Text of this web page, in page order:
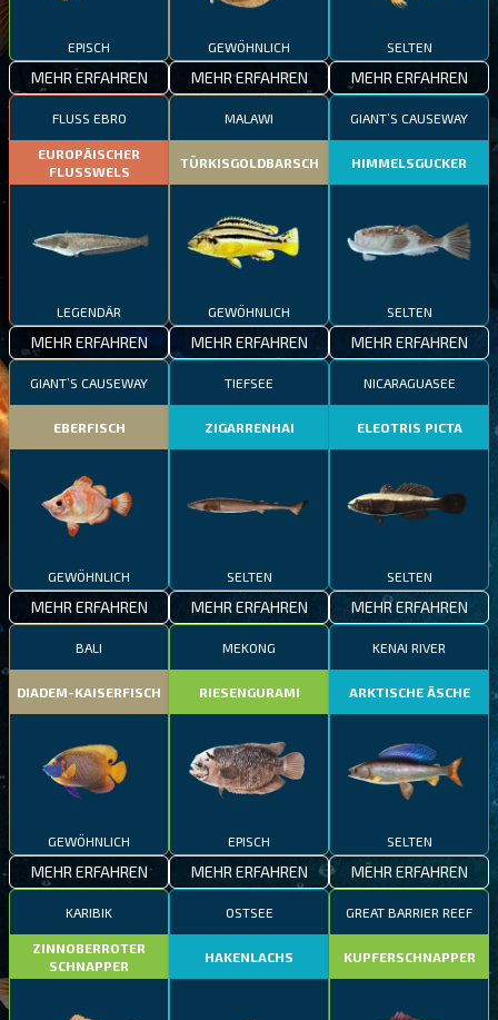
EPISCH
MEHR ERFAHREN
GEWÖHNLICH
MEHR ERFAHREN
SELTEN
MEHR ERFAHREN
FLUSS EBRO
EUROPÄISCHER
FLUSSWELS
LEGENDÄR
MEHR ERFAHREN
MALAWI
TÜRKISGOLDBARSCH
GEWÖHNLICH
MEHR ERFAHREN
GIANT’S CAUSEWAY
HIMMELSGUCKER
SELTEN
MEHR ERFAHREN
GIANT’S CAUSEWAY
EBERFISCH
GEWÖHNLICH
MEHR ERFAHREN
TIEFSEE
ZIGARRENHAI
SELTEN
MEHR ERFAHREN
NICARAGUASEE
ELEOTRIS PICTA
SELTEN
MEHR ERFAHREN
BALI
DIADEM-KAISERFISCH
GEWÖHNLICH
MEHR ERFAHREN
MEKONG
RIESENGURAMI
EPISCH
MEHR ERFAHREN
KENAI RIVER
ARKTISCHE ÄSCHE
SELTEN
MEHR ERFAHREN
KARIBIK
ZINNOBERROTER
SCHNAPPER
OSTSEE
HAKENLACHS
GREAT BARRIER REEF
KUPFERSCHNAPPER